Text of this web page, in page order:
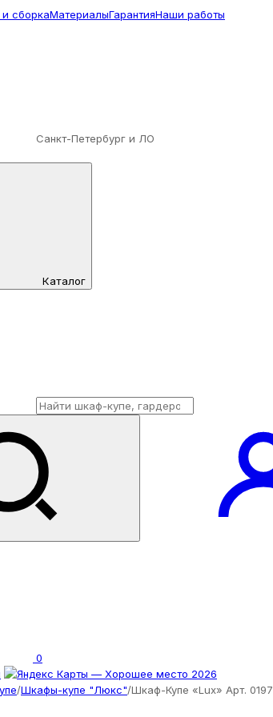
сборкаМатериалыГарантияНаши работы
Санкт-Петербург и ЛО
Каталог
0
/Шкафы-купе "Люкс"/Шкаф-Купе «Lux» Арт. 0197